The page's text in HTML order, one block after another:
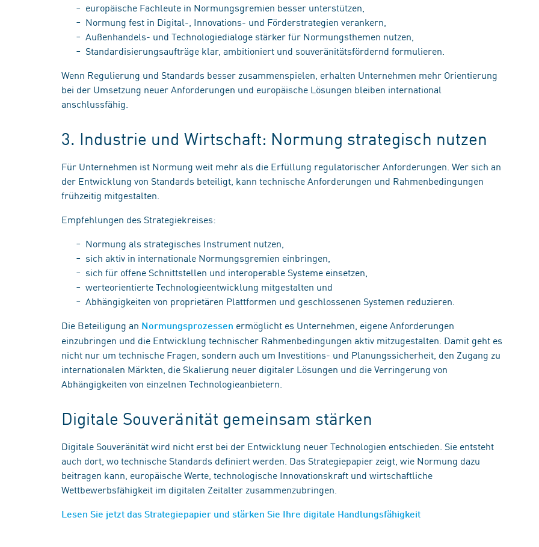
europäische Fachleute in Normungsgremien besser unterstützen,
Normung fest in Digital-, Innovations- und Förderstrategien verankern,
Außenhandels- und Technologiedialoge stärker für Normungsthemen nutzen,
Standardisierungsaufträge klar, ambitioniert und souveränitätsfördernd formulieren.
Wenn Regulierung und Standards besser zusammenspielen, erhalten Unternehmen mehr Orientierung
bei der Umsetzung neuer Anforderungen und europäische Lösungen bleiben international
anschlussfähig.
3. Industrie und Wirtschaft: Normung strategisch nutzen
Für Unternehmen ist Normung weit mehr als die Erfüllung regulatorischer Anforderungen. Wer sich an
der Entwicklung von Standards beteiligt, kann technische Anforderungen und Rahmenbedingungen
frühzeitig mitgestalten.
Empfehlungen des Strategiekreises:
Normung als strategisches Instrument nutzen,
sich aktiv in internationale Normungsgremien einbringen,
sich für offene Schnittstellen und interoperable Systeme einsetzen,
werteorientierte Technologieentwicklung mitgestalten und
Abhängigkeiten von proprietären Plattformen und geschlossenen Systemen reduzieren.
Die Beteiligung an Normungsprozessen ermöglicht es Unternehmen, eigene Anforderungen
einzubringen und die Entwicklung technischer Rahmenbedingungen aktiv mitzugestalten. Damit geht es
nicht nur um technische Fragen, sondern auch um Investitions- und Planungssicherheit, den Zugang zu
internationalen Märkten, die Skalierung neuer digitaler Lösungen und die Verringerung von
Abhängigkeiten von einzelnen Technologieanbietern.
Digitale Souveränität gemeinsam stärken
Digitale Souveränität wird nicht erst bei der Entwicklung neuer Technologien entschieden. Sie entsteht
auch dort, wo technische Standards definiert werden. Das Strategiepapier zeigt, wie Normung dazu
beitragen kann, europäische Werte, technologische Innovationskraft und wirtschaftliche
Wettbewerbsfähigkeit im digitalen Zeitalter zusammenzubringen.
Lesen Sie jetzt das Strategiepapier und stärken Sie Ihre digitale Handlungsfähigkeit